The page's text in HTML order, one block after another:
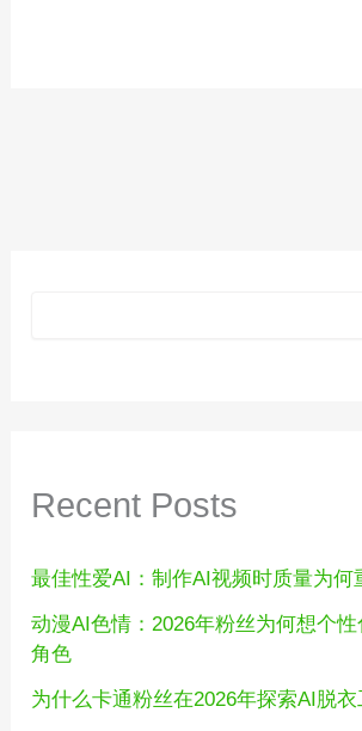
Recent Posts
最佳性爱AI：制作AI视频时质量为何
动漫AI色情：2026年粉丝为何想个
角色
为什么卡通粉丝在2026年探索AI脱衣